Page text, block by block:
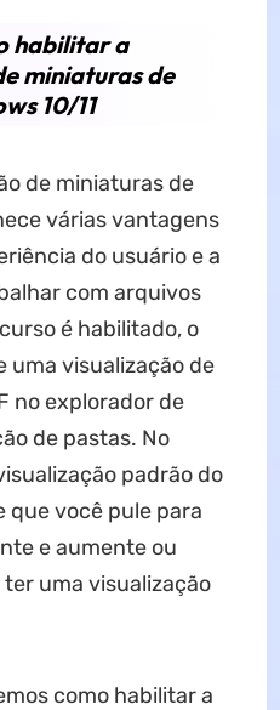
habilitar a
miniaturas de
10/11
de miniaturas de
várias vantagens
do usuário e a
com arquivos
é habilitado, o
uma visualização de
no explorador de
de pastas. No
padrão do
que você pule para
e aumente ou
uma visualização
como habilitar a